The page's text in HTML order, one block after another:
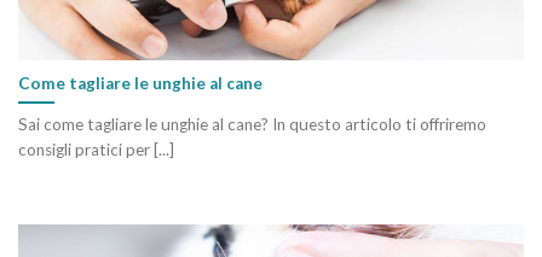
Come tagliare le unghie al cane
Sai come tagliare le unghie al cane? In questo articolo ti offriremo
consigli pratici per [...]